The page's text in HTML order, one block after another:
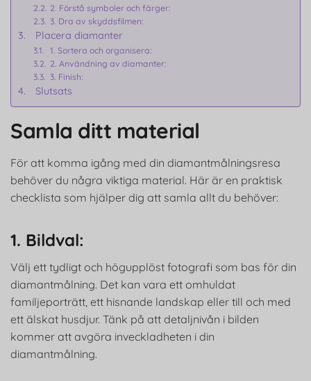
2. Förstå symboler och färger:
3. Dra av skyddsfilmen:
Placera diamanter
1. Sortera och organisera:
2. Användning av diamanter:
3. Finish:
Slutsats
Samla ditt material
För att komma igång med din diamantmålningsresa
behöver du några viktiga material. Här är en praktisk
checklista som hjälper dig att samla allt du behöver:
1. Bildval:
Välj ett tydligt och högupplöst fotografi som bas för din
diamantmålning. Det kan vara ett omhuldat
familjeporträtt, ett hisnande landskap eller till och med
ett älskat husdjur. Tänk på att detaljnivån i bilden
kommer att avgöra inveckladheten i din
diamantmålning.